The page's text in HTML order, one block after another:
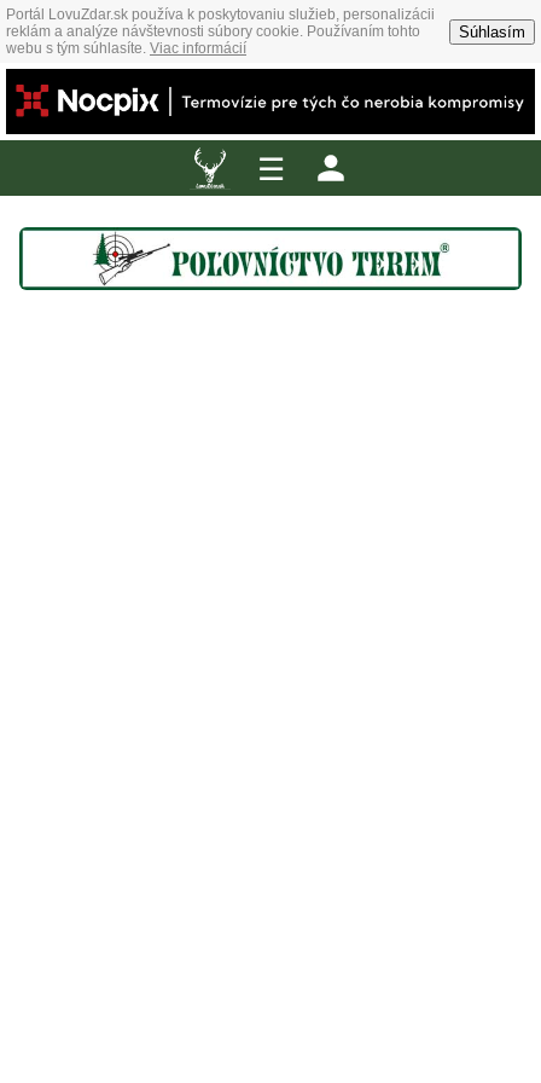
Portál LovuZdar.sk používa k poskytovaniu služieb, personalizácii
reklám a analýze návštevnosti súbory cookie. Používaním tohto
webu s tým súhlasíte. Viac informácií
Súhlasím
☰